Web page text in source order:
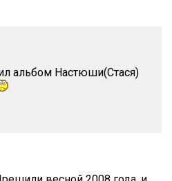
альбом Настюши(Стася)